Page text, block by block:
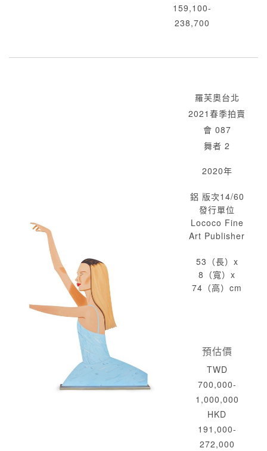
159,100-
238,700
羅芙奧台北
2021春季拍賣
會 087
舞者 2
2020年
鋁 版次14/60
發行單位
Lococo Fine
Art Publisher
53（長）x
8（寬）x
74（高）cm
預估價
TWD
700,000-
1,000,000
HKD
191,000-
272,000